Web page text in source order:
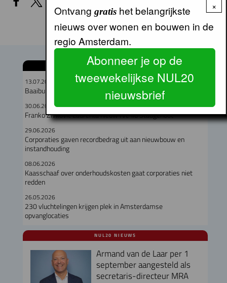
GERELATEERDE ARTIKELEN
13.07.2026
Baaibuurt West moet eigenzinnige woon-werkwijk worden
30.06.2026
Franko Zivkovic Laurenta nieuw rvc-lid Stadgenoot
29.06.2026
Corporaties gaven recordbedrag uit aan nieuwbouw en
instandhouding
08.06.2026
Kaasschaaf over onderhoudskosten gaat corporaties niet
redden
26.05.2026
230 vluchtelingen krijgen plek in Amsterdamse
opvanglocaties
NUL20 NIEUWS
Armand van de Laar per 1
september aangesteld als
secretaris-directeur MRA
×
Ontvang gratishet belangrijkste
nieuws over wonen en bouwen in de
regio Amsterdam.
Abonneer je op de
tweewekelijkse NUL20
nieuwsbrief